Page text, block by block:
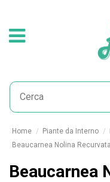
Home Piante da Interno
Beaucarnea Nolina Recurvata
Beaucarnea